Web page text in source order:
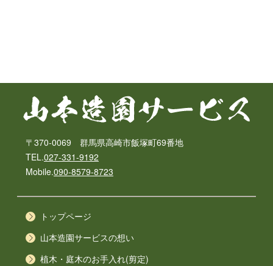
〒370-0069 群馬県高崎市飯塚町69番地
TEL.027-331-9192
Mobile.090-8579-8723
トップページ
山本造園サービスの想い
植木・庭木のお手入れ(剪定)